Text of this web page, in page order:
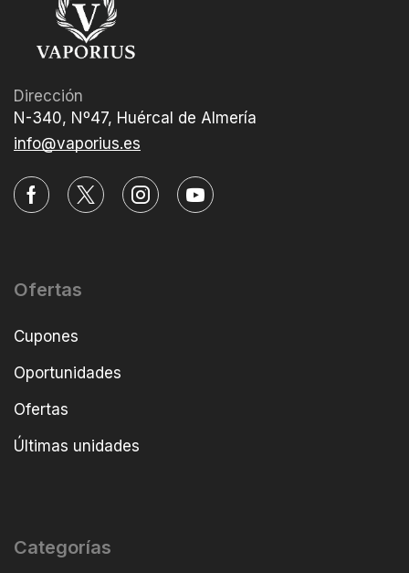
Dirección
N-340, Nº47, Huércal de Almería
info@vaporius.es
Ofertas
Cupones
Oportunidades
Ofertas
Últimas unidades
Categorías